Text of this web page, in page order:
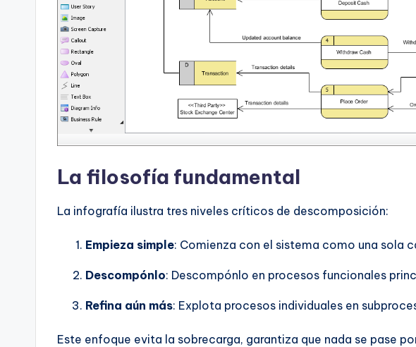
La filosofía fundamental
La infografía ilustra tres niveles críticos de descomposición:
Empieza simple: Comienza con el sistema como una sola
Descompónlo: Descompónlo en procesos funcionales
Refina aún más: Explota procesos individuales en
Este enfoque evita la sobrecarga, garantiza que nada se pase